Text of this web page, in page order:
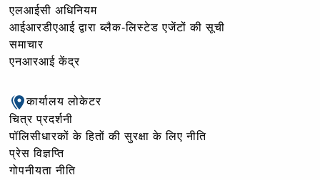
एलआईसी अधिनियम
आईआरडीएआई द्वारा ब्लैक-लिस्टेड एजेंटों की सूची
समाचार
एनआरआई केंद्र
कार्यालय लोकेटर
चित्र प्रदर्शनी
पॉलिसीधारकों के हितों की सुरक्षा के लिए नीति
प्रेस विज्ञप्ति
गोपनीयता नीति